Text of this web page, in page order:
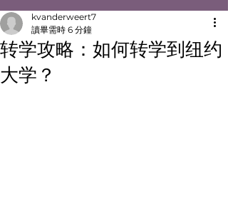
转学攻略：如何转学到纽约
大学？
kvanderweert7
讀畢需時 6 分鐘